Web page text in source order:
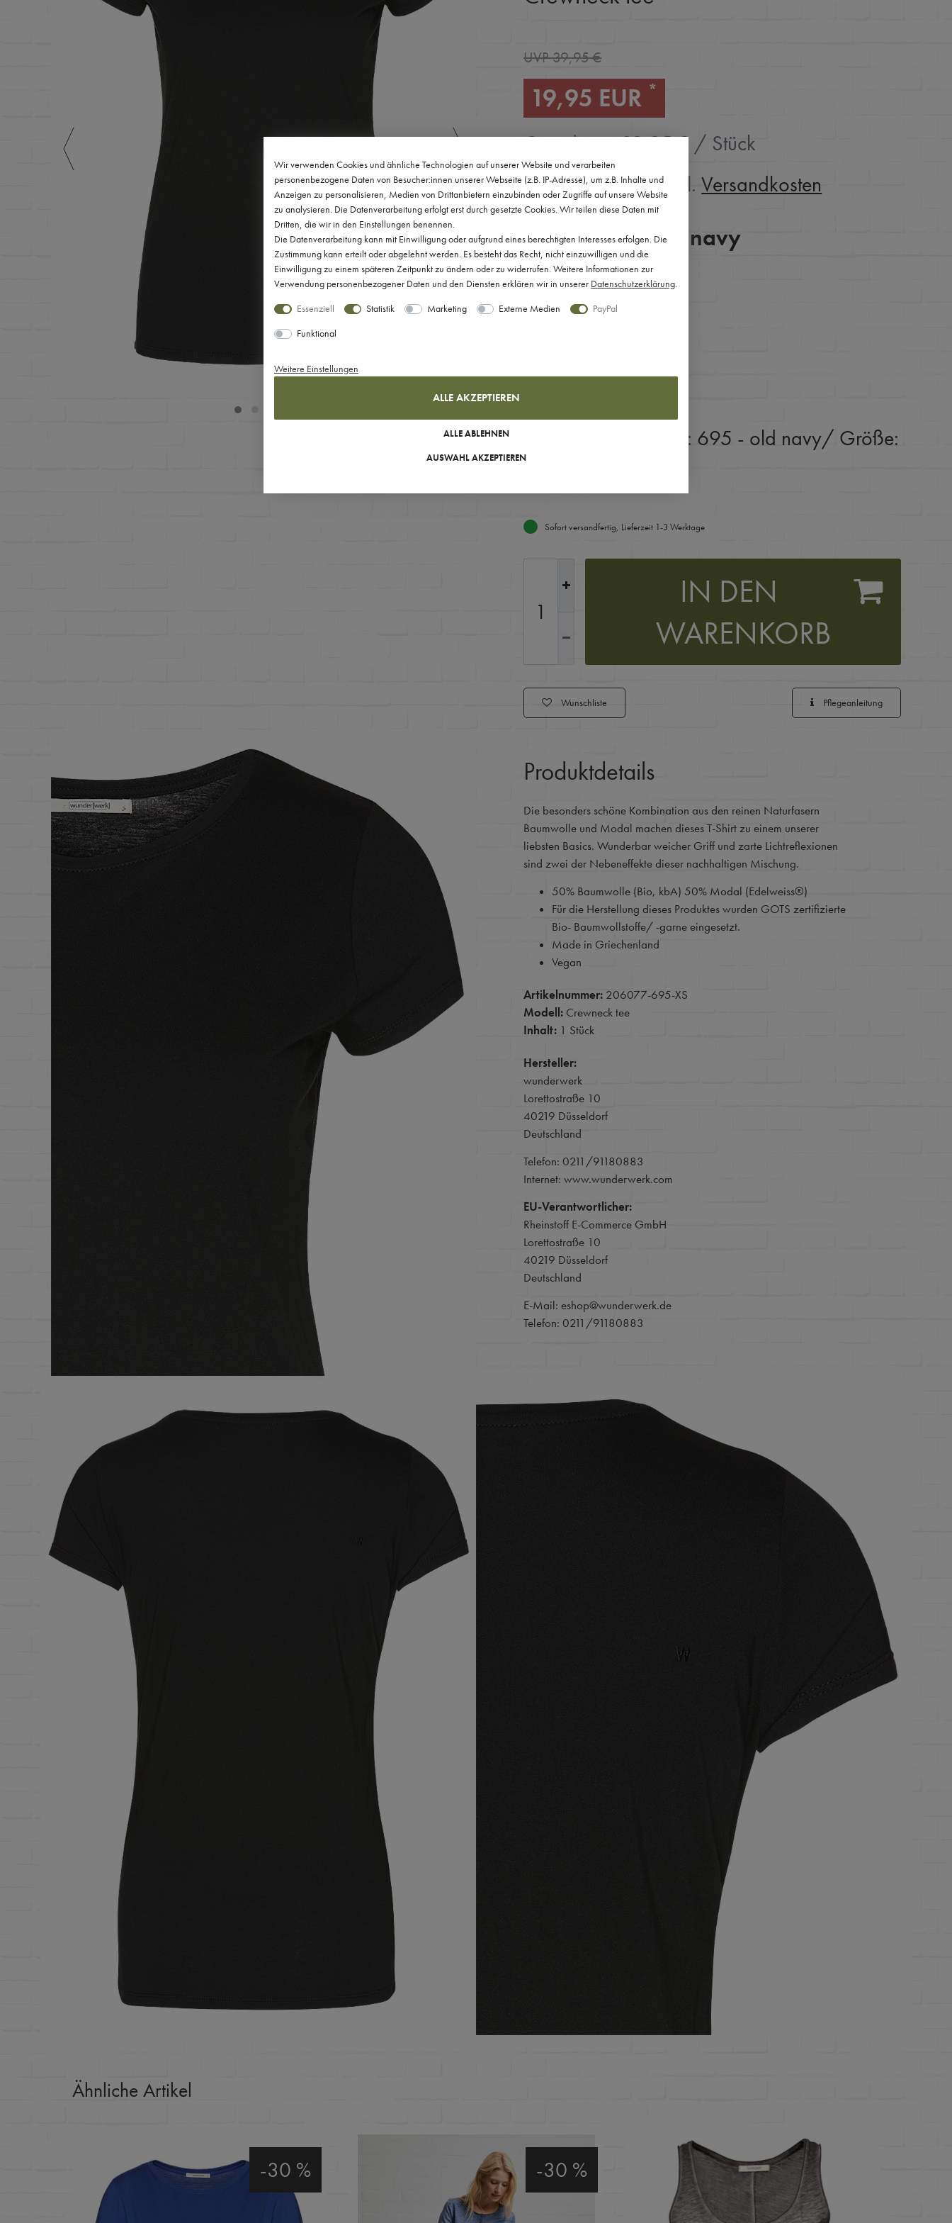
UVP 39,95 €
19,95 EUR *
Grundpreis19,95 € / Stück
* inkl. ges. USt. zzgl.Versandkosten
Farbe: 695 - old navy
Farbe: 695 - old navy/ Größe:
XS
Sofort versandfertig, Lieferzeit 1-3 Werktage
IN DEN
WARENKORB
Wunschliste Pflegeanleitung
Produktdetails
Die besonders schöne Kombination aus den reinen Naturfasern
Baumwolle und Modal machen dieses T-Shirt zu einem unserer
liebsten Basics. Wunderbar weicher Griff und zarte Lichtreflexionen
sind zwei der Nebeneffekte dieser nachhaltigen Mischung.
50% Baumwolle (Bio, kbA) 50% Modal (Edelweiss®)
Für die Herstellung dieses Produktes wurden GOTS zertifizierte
Bio- Baumwollstoffe/ -garne eingesetzt.
Made in Griechenland
Vegan
Artikelnummer: 206077-695-XS
Modell: Crewneck tee
Inhalt: 1 Stück
Hersteller:
wunderwerk
Lorettostraße 10
40219 Düsseldorf
Deutschland
Telefon: 0211/91180883
Internet: www.wunderwerk.com
EU-Verantwortlicher:
Rheinstoff E-Commerce GmbH
Lorettostraße 10
40219 Düsseldorf
Deutschland
E-Mail: eshop@wunderwerk.de
Telefon: 0211/91180883
Ähnliche Artikel
-30 % -30 %
Wir verwenden Cookies und ähnliche Technologien auf unserer Website und verarbeiten
personenbezogene Daten von Besucher:innen unserer Webseite (z.B. IP-Adresse), um z.B. Inhalte und
Anzeigen zu personalisieren, Medien von Drittanbietern einzubinden oder Zugriffe auf unsere Website
zu analysieren. Die Datenverarbeitung erfolgt erst durch gesetzte Cookies. Wir teilen diese Daten mit
Dritten, die wir in den Einstellungen benennen.
Die Datenverarbeitung kann mit Einwilligung oder aufgrund eines berechtigten Interesses erfolgen. Die
Zustimmung kann erteilt oder abgelehnt werden. Es besteht das Recht, nicht einzuwilligen und die
Einwilligung zu einem späteren Zeitpunkt zu ändern oder zu widerrufen. Weitere Informationen zur
Verwendung personenbezogener Daten und den Diensten erklären wir in unserer Daten­schutz­erklärung.
Essenziell
Statistik Marketing Externe Medien
PayPal
Funktional
Weitere Einstellungen
ALLE AKZEPTIEREN
ALLE ABLEHNEN
AUSWAHL AKZEPTIEREN